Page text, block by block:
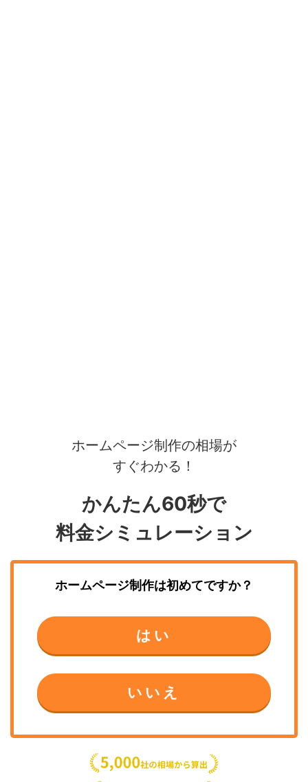
ホームページ制作の相場が
すぐわかる！
かんたん60秒で
料金シミュレーション
ホームページ制作は初めてですか？
はい
いいえ